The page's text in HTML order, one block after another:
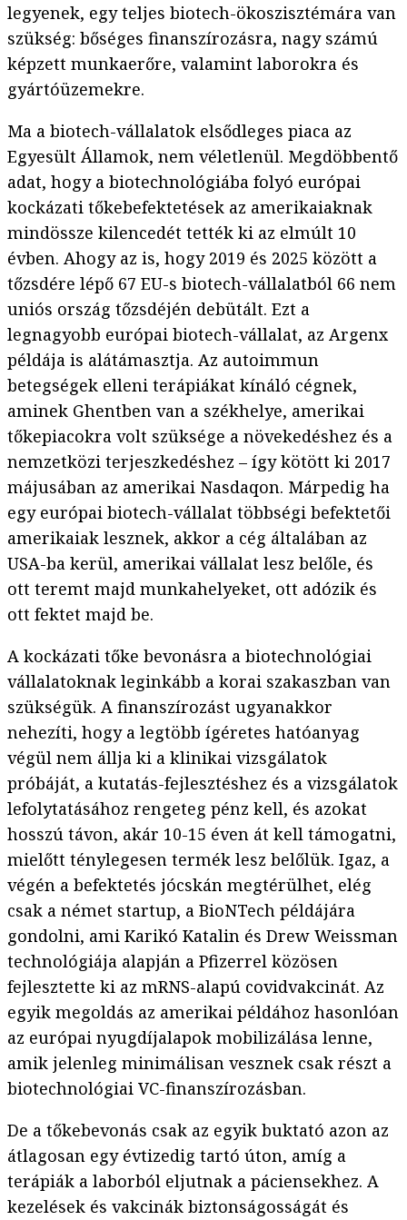
legyenek, egy teljes biotech-ökoszisztémára van
szükség: bőséges finanszírozásra, nagy számú
képzett munkaerőre, valamint laborokra és
gyártóüzemekre.
Ma a biotech-vállalatok elsődleges piaca az
Egyesült Államok, nem véletlenül. Megdöbbentő
adat, hogy a biotechnológiába folyó európai
kockázati tőkebefektetések az amerikaiaknak
mindössze kilencedét tették ki az elmúlt 10
évben. Ahogy az is, hogy 2019 és 2025 között a
tőzsdére lépő 67 EU-s biotech-vállalatból 66 nem
uniós ország tőzsdéjén debütált. Ezt a
legnagyobb európai biotech-vállalat, az Argenx
példája is alátámasztja. Az autoimmun
betegségek elleni terápiákat kínáló cégnek,
aminek Ghentben van a székhelye, amerikai
tőkepiacokra volt szüksége a növekedéshez és a
nemzetközi terjeszkedéshez – így kötött ki 2017
májusában az amerikai Nasdaqon. Márpedig ha
egy európai biotech-vállalat többségi befektetői
amerikaiak lesznek, akkor a cég általában az
USA-ba kerül, amerikai vállalat lesz belőle, és
ott teremt majd munkahelyeket, ott adózik és
ott fektet majd be.
A kockázati tőke bevonásra a biotechnológiai
vállalatoknak leginkább a korai szakaszban van
szükségük. A finanszírozást ugyanakkor
nehezíti, hogy a legtöbb ígéretes hatóanyag
végül nem állja ki a klinikai vizsgálatok
próbáját, a kutatás-fejlesztéshez és a vizsgálatok
lefolytatásához rengeteg pénz kell, és azokat
hosszú távon, akár 10-15 éven át kell támogatni,
mielőtt ténylegesen termék lesz belőlük. Igaz, a
végén a befektetés jócskán megtérülhet, elég
csak a német startup, a BioNTech példájára
gondolni, ami Karikó Katalin és Drew Weissman
technológiája alapján a Pfizerrel közösen
fejlesztette ki az mRNS-alapú covidvakcinát. Az
egyik megoldás az amerikai példához hasonlóan
az európai nyugdíjalapok mobilizálása lenne,
amik jelenleg minimálisan vesznek csak részt a
biotechnológiai VC-finanszírozásban.
De a tőkebevonás csak az egyik buktató azon az
átlagosan egy évtizedig tartó úton, amíg a
terápiák a laborból eljutnak a páciensekhez. A
kezelések és vakcinák biztonságosságát és